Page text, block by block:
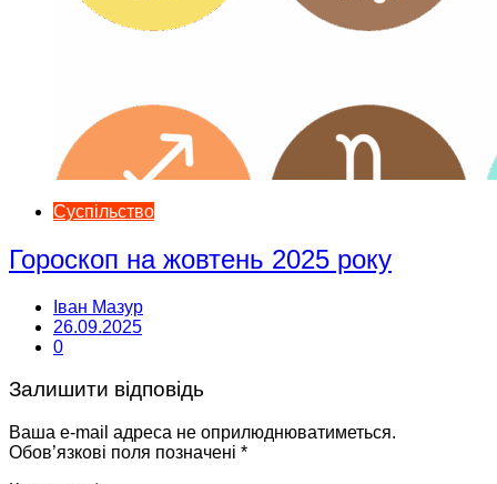
Суспільство
Гороскоп на жовтень 2025 року
Іван Мазур
26.09.2025
0
Залишити відповідь
Ваша e-mail адреса не оприлюднюватиметься.
Обов’язкові поля позначені *